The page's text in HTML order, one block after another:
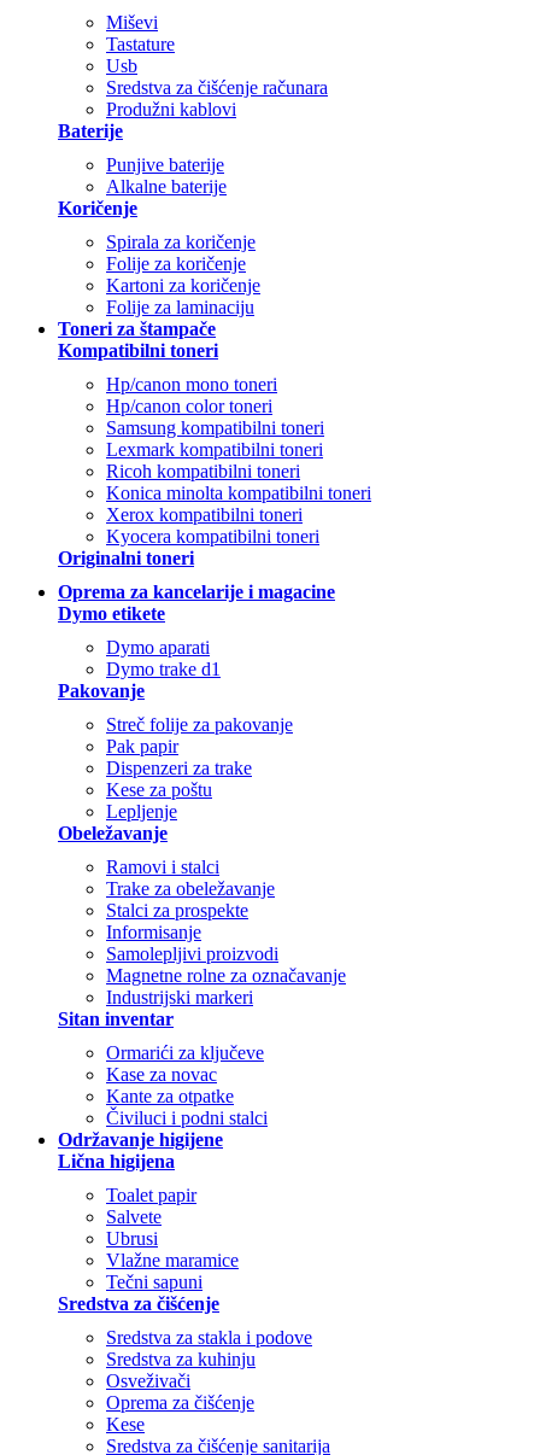
Miševi
Tastature
Usb
Sredstva za čišćenje računara
Produžni kablovi
Baterije
Punjive baterije
Alkalne baterije
Koričenje
Spirala za koričenje
Folije za koričenje
Kartoni za koričenje
Folije za laminaciju
Toneri za štampače
Kompatibilni toneri
Hp/canon mono toneri
Hp/canon color toneri
Samsung kompatibilni toneri
Lexmark kompatibilni toneri
Ricoh kompatibilni toneri
Konica minolta kompatibilni toneri
Xerox kompatibilni toneri
Kyocera kompatibilni toneri
Originalni toneri
Oprema za kancelarije i magacine
Dymo etikete
Dymo aparati
Dymo trake d1
Pakovanje
Streč folije za pakovanje
Pak papir
Dispenzeri za trake
Kese za poštu
Lepljenje
Obeležavanje
Ramovi i stalci
Trake za obeležavanje
Stalci za prospekte
Informisanje
Samolepljivi proizvodi
Magnetne rolne za označavanje
Industrijski markeri
Sitan inventar
Ormarići za ključeve
Kase za novac
Kante za otpatke
Čiviluci i podni stalci
Održavanje higijene
Lična higijena
Toalet papir
Salvete
Ubrusi
Vlažne maramice
Tečni sapuni
Sredstva za čišćenje
Sredstva za stakla i podove
Sredstva za kuhinju
Osveživači
Oprema za čišćenje
Kese
Sredstva za čišćenje sanitarija